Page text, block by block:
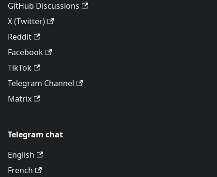
GitHub Discussions
X (Twitter)
Reddit
Facebook
TikTok
Telegram Channel
Matrix
Telegram chat
English
French